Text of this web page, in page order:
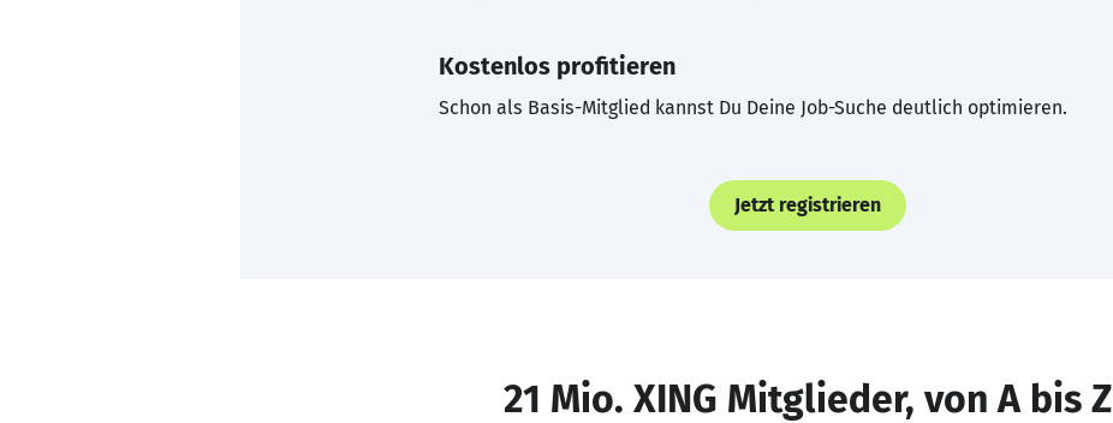
Kostenlos profitieren
Schon als Basis-Mitglied kannst Du Deine Job-Suche deutlich optimieren.
Jetzt registrieren
21 Mio. XING Mitglieder, von A bis Z